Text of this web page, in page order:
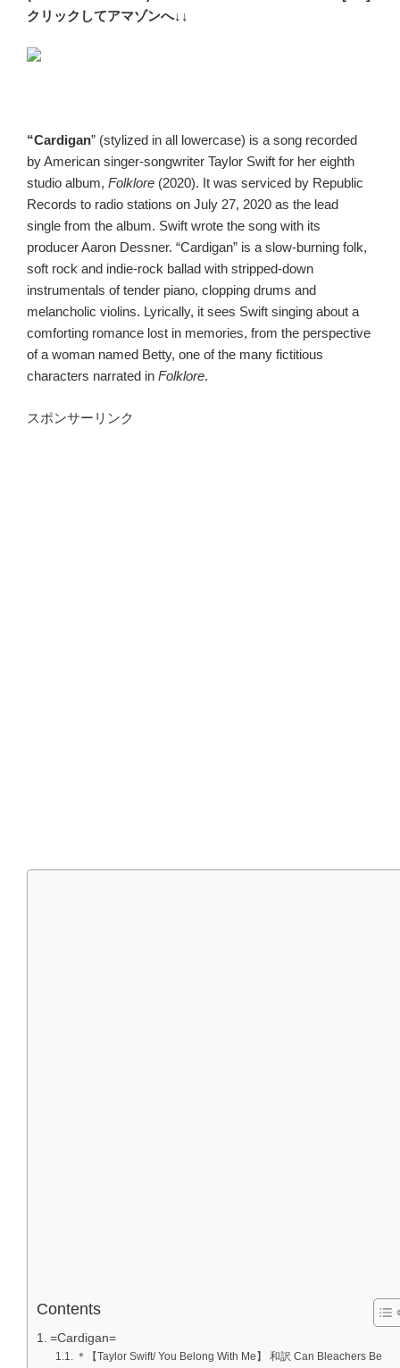
クリックしてアマゾンへ↓↓
“Cardigan” (stylized in all lowercase) is a song recorded
by American singer-songwriter Taylor Swift for her eighth
studio album, Folklore (2020). It was serviced by Republic
Records to radio stations on July 27, 2020 as the lead
single from the album. Swift wrote the song with its
producer Aaron Dessner. “Cardigan” is a slow-burning folk,
soft rock and indie-rock ballad with stripped-down
instrumentals of tender piano, clopping drums and
melancholic violins. Lyrically, it sees Swift singing about a
comforting romance lost in memories, from the perspective
of a woman named Betty, one of the many fictitious
characters narrated in Folklore.
スポンサーリンク
Contents
=Cardigan=
＊【Taylor Swift/ You Belong With Me】 和訳 Can Bleachers Be